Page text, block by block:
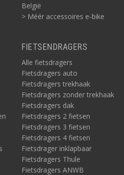
België
> Méér accessoires e-bike
FIETSENDRAGERS
Alle fietsdragers
Fietsdragers auto
Fietsdragers trekhaak
Fietsdragers zonder trekhaak
Fietsdragers dak
Fietsdragers 2 fietsen
Fietsdragers 3 fietsen
Fietsdragers 4 fietsen
Fietsdrager inklapbaar
Fietsdragers Thule
Fietsdragers ANWB